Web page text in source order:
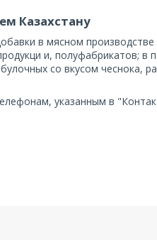
Казахстану
в мясном производстве
и, полуфабрикатов; в
со вкусом чеснока,
указанным в